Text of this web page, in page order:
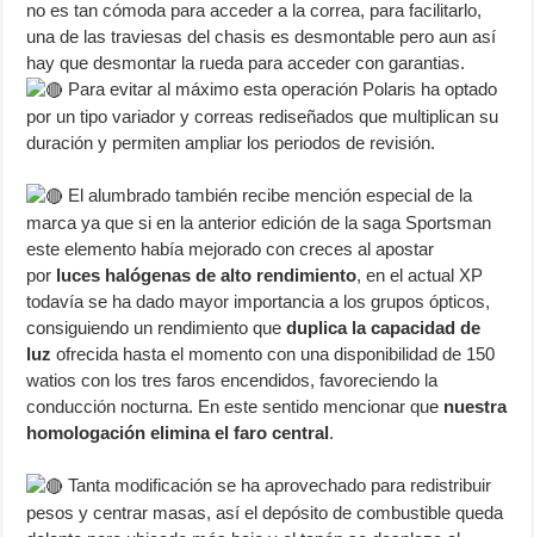
no es tan cómoda para acceder a la correa, para facilitarlo,
una de las traviesas del chasis es desmontable pero aun así
hay que desmontar la rueda para acceder con garantias.
Para evitar al máximo esta operación Polaris ha optado
por un tipo variador y correas rediseñados que multiplican su
duración y permiten ampliar los periodos de revisión.
El alumbrado también recibe mención especial de la
marca ya que si en la anterior edición de la saga Sportsman
este elemento había mejorado con creces al apostar
por luces halógenas de alto rendimiento, en el actual XP
todavía se ha dado mayor importancia a los grupos ópticos,
consiguiendo un rendimiento queduplica la capacidad de
luz ofrecida hasta el momento con una disponibilidad de 150
watios con los tres faros encendidos, favoreciendo la
conducción nocturna. En este sentido mencionar que nuestra
homologación elimina el faro central.
Tanta modificación se ha aprovechado para redistribuir
pesos y centrar masas, así el depósito de combustible queda